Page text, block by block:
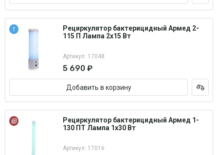
Рециркулятор бактерицидный Армед 2-
115 П Лампа 2х15 Вт
Артикул: 17048
5 690 ₽
Добавить в корзину
Рециркулятор бактерицидный Армед 1-
130 ПТ Лампа 1х30 Вт
Артикул: 17016